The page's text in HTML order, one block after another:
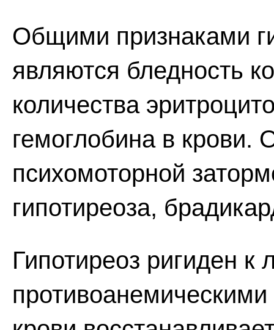
Общими признаками
являются бледность
количества
гемоглобина в крови.
психомоторной
гипотиреоза,
Гипотиреоз ригиден к